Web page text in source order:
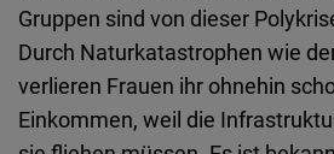
Gruppen sind von dieser
Durch Naturkatastrophen wie
verlieren Frauen ihr ohnehin
Einkommen, weil die